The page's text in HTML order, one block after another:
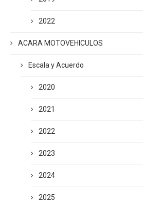
2022
ACARA MOTOVEHICULOS
Escala y Acuerdo
2020
2021
2022
2023
2024
2025